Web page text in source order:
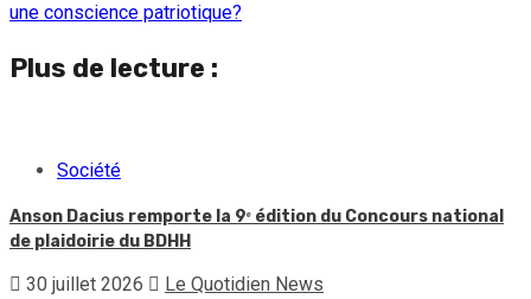
une conscience patriotique?
Plus de lecture :
Société
Anson Dacius remporte la 9ᵉ édition du Concours national
de plaidoirie du BDHH
30 juillet 2026 Le Quotidien News